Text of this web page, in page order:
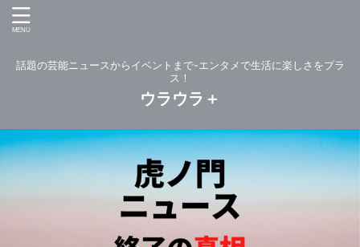
話題の芸能ニュースからイベントまで-エンタメで生活に楽しさをプラ
ス！
ウラウラ＋